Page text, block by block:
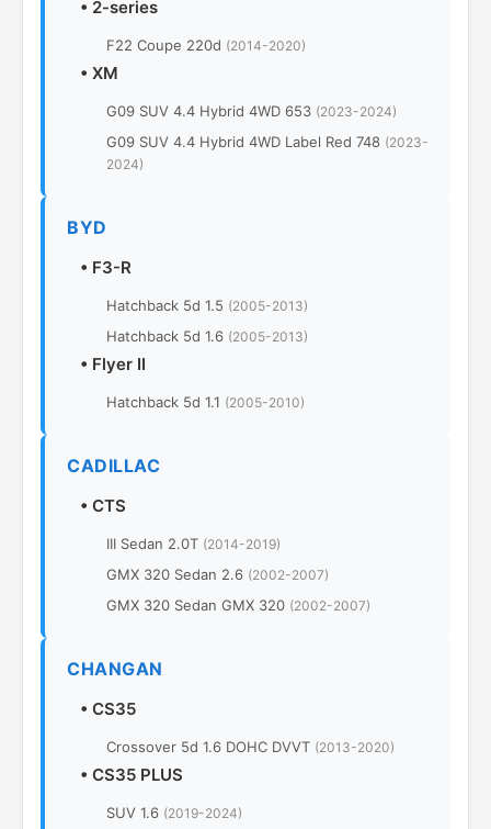
• 2-series
F22 Coupe 220d (2014-2020)
• XM
G09 SUV 4.4 Hybrid 4WD 653 (2023-2024)
G09 SUV 4.4 Hybrid 4WD Label Red 748 (2023-
2024)
BYD
• F3-R
Hatchback 5d 1.5 (2005-2013)
Hatchback 5d 1.6 (2005-2013)
• Flyer II
Hatchback 5d 1.1 (2005-2010)
CADILLAC
• CTS
III Sedan 2.0T (2014-2019)
GMX 320 Sedan 2.6 (2002-2007)
GMX 320 Sedan GMX 320 (2002-2007)
CHANGAN
• CS35
Crossover 5d 1.6 DOHC DVVT (2013-2020)
• CS35 PLUS
SUV 1.6 (2019-2024)